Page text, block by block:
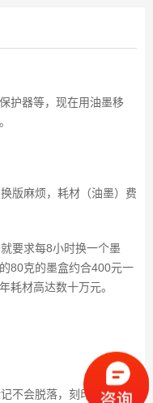
护器等，现在用油墨移
版麻烦，耗材（油墨）费
要求每8小时换一个墨
80克的墨盒约合400元一
耗材高达数十万元。
不会脱落，刻印精美，制